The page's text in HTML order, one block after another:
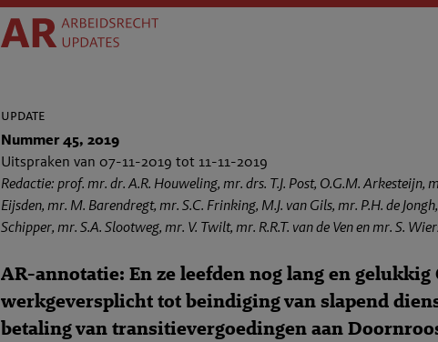
update
Nummer 45, 2019
Uitspraken van 07-11-2019 tot 11-11-2019
Redactie: prof. mr. dr. A.R. Houweling, mr. drs. T.J. Post, O.G.M. Arkesteijn,
Eijsden, mr. M. Barendregt, mr. S.C. Frinking, M.J. van Gils, mr. P.H. de
Schipper, mr. S.A. Slootweg, mr. V. Twilt, mr. R.R.T. van de Ven en mr. S.
AR-annotatie: En ze leefden nog lang en gelukkig
werkgeversplicht tot beindiging van slapend
betaling van transitievergoedingen aan